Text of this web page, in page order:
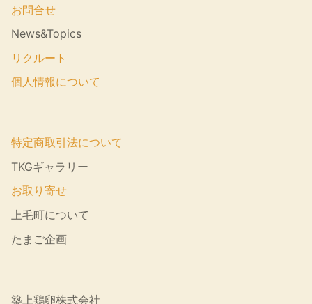
お問合せ
News&Topics
リクルート
個人情報について
特定商取引法について
TKGギャラリー
お取り寄せ
上毛町について
たまご企画
築上鶏卵株式会社